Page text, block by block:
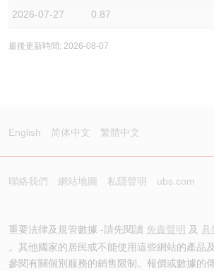
2026-07-27 0.87
最後更新時間: 2026-08-07
English 简体中文 繁體中文
聯絡我們 網站地圖 私隱聲明 ubs.com
重要法律及規管數據 -請先閱讀 免責聲明 及 具
。其他國家的居民或不能使用這些網站的產品
參閱有關個別服務的銷售限制。報價或數據的